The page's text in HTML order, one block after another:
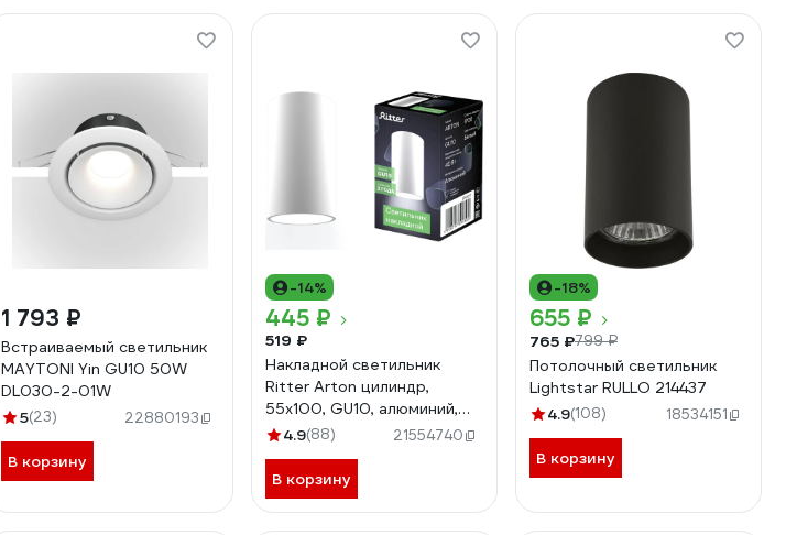
1 793 ₽
Встраиваемый светильник
MAYTONI Yin GU10 50W
DL030-2-01W
5(23) 22880193
В корзину
-14%
445 ₽
519 ₽
Накладной светильник
Ritter Arton цилиндр,
55x100, GU10, алюминий,
белый 59950 0
4.9(88) 21554740
В корзину
-18%
655 ₽
765 ₽799 ₽
Потолочный светильник
Lightstar RULLO 214437
4.9(108) 18534151
В корзину